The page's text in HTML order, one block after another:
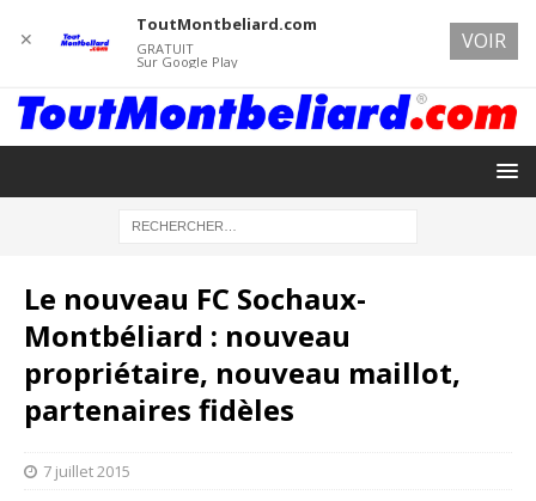
Le nouveau FC Sochaux-
Montbéliard : nouveau
propriétaire, nouveau maillot,
partenaires fidèles
7 juillet 2015
✕
ToutMontbeliard.com
GRATUIT
Sur Google Play
VOIR